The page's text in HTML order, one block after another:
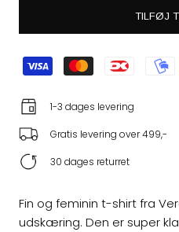
TILFØJ
1-3 dages levering
Gratis levering over 499,-
30 dages returret
Fin og feminin t-shirt fra
udskæring. Den er super